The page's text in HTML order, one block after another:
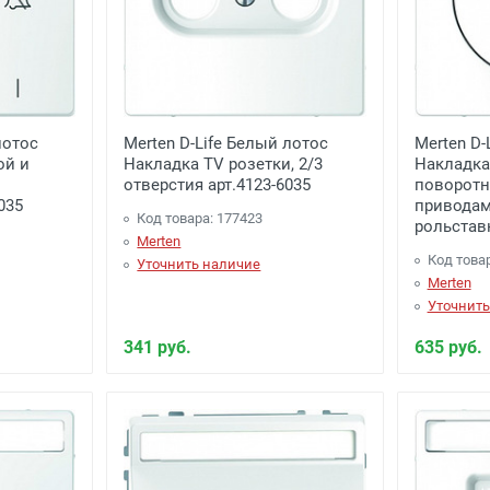
и
Merten D-Life Белый лотос
Накладка TV розетки, 2/3
отверстия арт.4123-6035
Код товара: 177423
Merten
Уточнить наличие
341 руб.
Merten
Код
Merten
635 руб.